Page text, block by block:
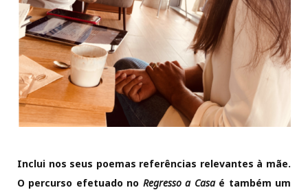
Inclui nos seus poemas referências relevantes à mãe.
O percurso efetuado no Regresso a Casaé também um